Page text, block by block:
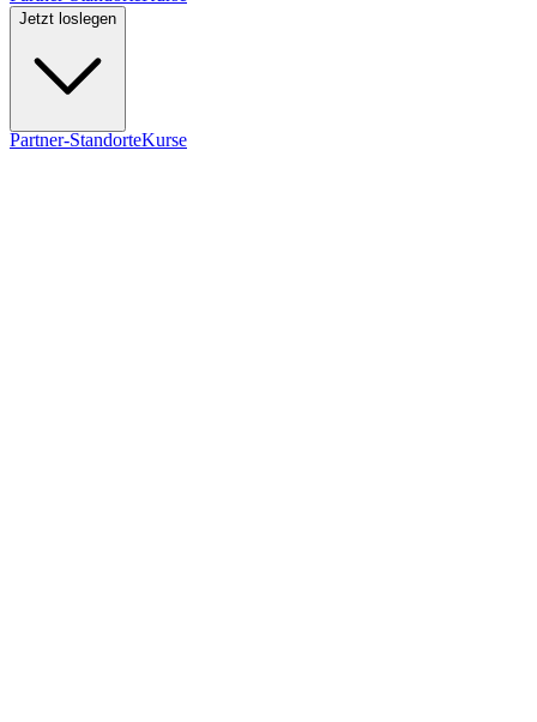
Jetzt loslegen
Partner-StandorteKurse